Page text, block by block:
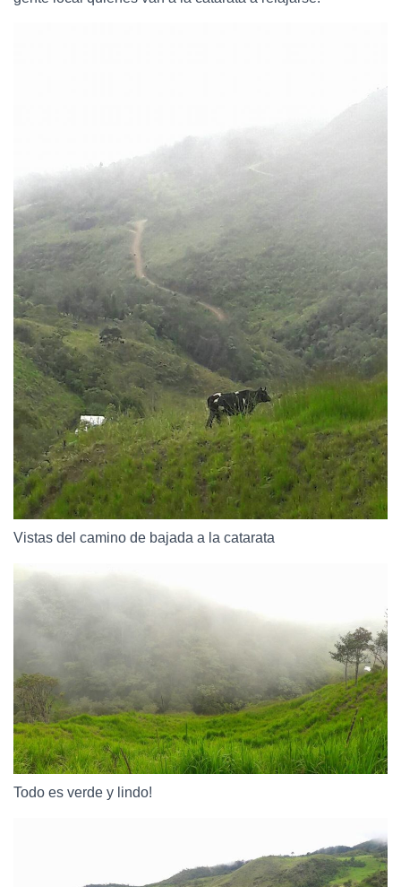
Vistas del camino de bajada a la catarata
Todo es verde y lindo!